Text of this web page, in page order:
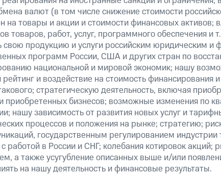
валют (в том числе снижение стоимости
на товары и акции и стоимости финансовых активов;
товаров, работ, услуг, программного обеспечения и
свою продукцию и услуги российским юридическим и
программ России, США и других стран по
национальной и мировой экономик; нашу
и воздействие на стоимость финансирования
стратегическую деятельность, включая
приобретенных бизнесов; возможные изменения по
нашу зависимость от развития новых услуг и
процессов и положения на рынке; стратегию;
государственным регулированием
работой в России и СНГ; колебания котировок акций;
а также усугубление описанных выше и/или
на нашу деятельность и финансовые результаты.